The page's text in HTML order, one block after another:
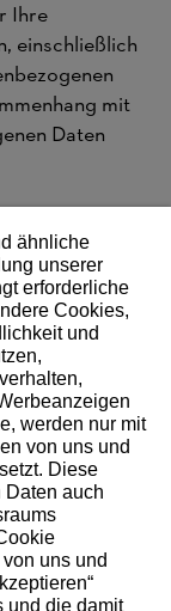
Ihre
einschließlich
mit
Daten
Weltmarkt-
den
begeistern
akku- und
ähnliche
unserer
erforderliche
Cookies,
und
werden nur mit
von uns und
Diese
Daten auch
uns und
und die damit